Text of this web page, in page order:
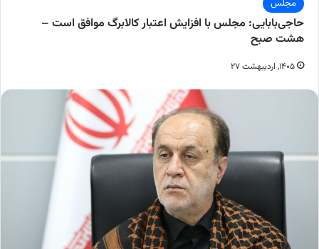
مجلس
حاجی‌بابایی: مجلس با افزایش اعتبار کالابرگ موافق است –
هشت صبح
۱۴۰۵, اردیبهشت ۲۷